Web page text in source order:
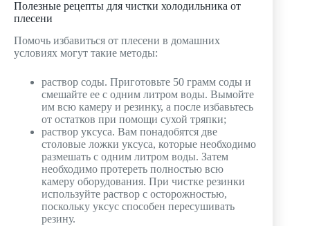
Полезные рецепты для чистки холодильника от
плесени
Помочь избавиться от плесени в домашних
условиях могут такие методы:
раствор соды. Приготовьте 50 грамм соды и
смешайте ее с одним литром воды. Вымойте
им всю камеру и резинку, а после избавьтесь
от остатков при помощи сухой тряпки;
раствор уксуса. Вам понадобятся две
столовые ложки уксуса, которые необходимо
размешать с одним литром воды. Затем
необходимо протереть полностью всю
камеру оборудования. При чистке резинки
используйте раствор с осторожностью,
поскольку уксус способен пересушивать
резину.